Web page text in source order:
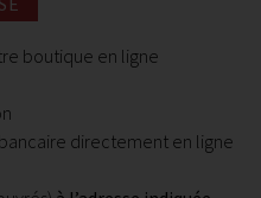
boutique en ligne
directement en ligne